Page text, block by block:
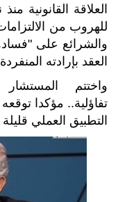
العلاقة القانونية
للهروب من
والشرائع على
العقد بإرادته
واختتم
تفاؤلية.. مؤكدا
التطبيق العملي